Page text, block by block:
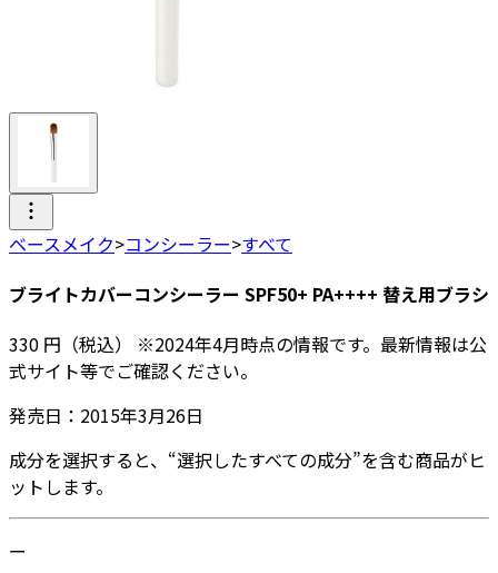
ベースメイク>コンシーラー>すべて
ブライトカバーコンシーラー SPF50+ PA++++ 替え用ブラシ
330 円 （税込） ※2024年4月時点の情報です。最新情報は公
式サイト等でご確認ください。
発売日： 2015年3月26日
成分を選択すると、“選択したすべての成分”を含む商品がヒ
ットします。
ー